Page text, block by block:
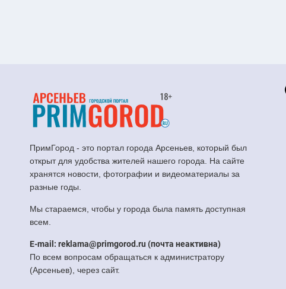
ПримГород - это портал города Арсеньев, который был
открыт для удобства жителей нашего города. На сайте
хранятся новости, фотографии и видеоматериалы за
разные годы.
Мы стараемся, чтобы у города была память доступная
всем.
E-mail: reklama@primgorod.ru (почта неактивна)
По всем вопросам обращаться к администратору
(Арсеньев), через сайт.